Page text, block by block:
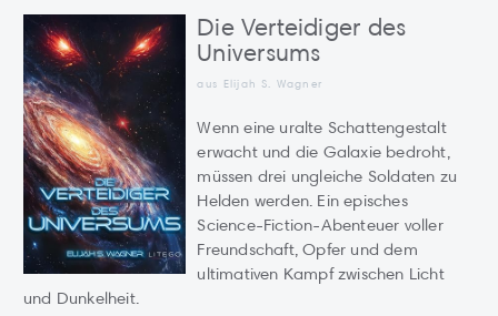
Die Verteidiger des
Universums
aus Elijah S. Wagner
Wenn eine uralte Schattengestalt
erwacht und die Galaxie bedroht,
müssen drei ungleiche Soldaten zu
Helden werden. Ein episches
Science-Fiction-Abenteuer voller
Freundschaft, Opfer und dem
ultimativen Kampf zwischen Licht
und Dunkelheit.